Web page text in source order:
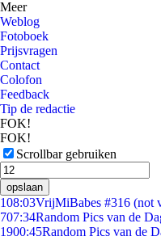
Meer
Weblog
Fotoboek
Prijsvragen
Contact
Colofon
Feedback
Tip de redactie
FOK!
FOK!
Scrollbar gebruiken
opslaan
108:03VrijMiBabes #316 (not
707:34Random Pics van de
1900:45Random Pics van de